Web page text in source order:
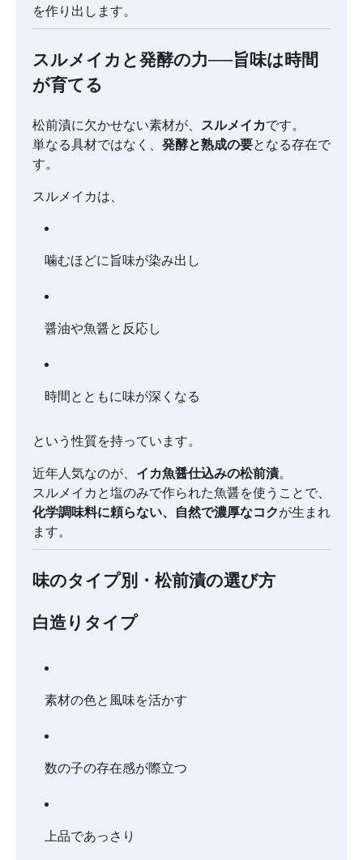
を作り出します。
スルメイカと発酵の力──旨味は時間
が育てる
松前漬に欠かせない素材が、 スルメイカです。
単なる具材ではなく、 発酵と熟成の要となる存在で
す。
スルメイカは、
噛むほどに旨味が染み出し
醤油や魚醤と反応し
時間とともに味が深くなる
という性質を持っています。
近年人気なのが、 イカ魚醤仕込みの松前漬。
スルメイカと塩のみで作られた魚醤を使うことで、
化学調味料に頼らない、自然で濃厚なコクが生まれ
ます。
味のタイプ別・松前漬の選び方
白造りタイプ
素材の色と風味を活かす
数の子の存在感が際立つ
上品であっさり